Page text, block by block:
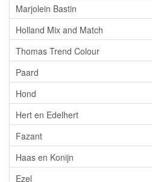
Marjolein Bastin
Holland Mix and Match
Thomas Trend Colour
Paard
Hond
Hert en Edelhert
Fazant
Haas en Konijn
Ezel